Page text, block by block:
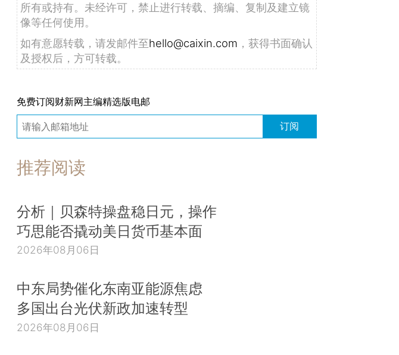
所有或持有。未经许可，禁止进行转载、摘编、复制及建立镜
像等任何使用。
如有意愿转载，请发邮件至hello@caixin.com ，获得书面确认
及授权后，方可转载。
免费订阅财新网主编精选版电邮
订阅
推荐阅读
分析｜贝森特操盘稳日元，操作
巧思能否撬动美日货币基本面
2026年08月06日
中东局势催化东南亚能源焦虑
多国出台光伏新政加速转型
2026年08月06日